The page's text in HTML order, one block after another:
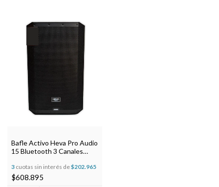
Bafle Activo Heva Pro Audio
15 Bluetooth 3 Canales
3 cuotas sin interés de$202.965
$608.895